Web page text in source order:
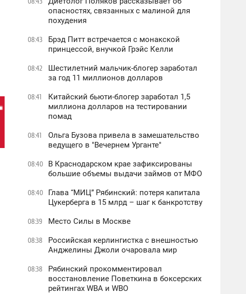
опасностях, связанных с малиной для
похудения
08:43
Брэд Питт встречается с монакской
принцессой, внучкой Грэйс Келли
08:42
Шестилетний мальчик-блогер заработал
за год 11 миллионов долларов
08:41
Китайский бьюти-блогер заработал 1,5
миллиона долларов на тестировании
помад
08:41
Ольга Бузова привела в замешательство
ведущего в "Вечернем Урганте"
08:40
В Краснодарском крае зафиксированы
большие объемы выдачи займов от МФО
08:40
Глава “МИЦ” Рябинский: потеря капитала
Цукерберга в 15 млрд – шаг к банкротству
08:39 Место Силы в Москве
08:38
Российская керлингистка с внешностью
Анджелины Джоли очаровала мир
08:38
Рябинский прокомментировал
восстановление Поветкина в боксерских
рейтингах WBA и WBO